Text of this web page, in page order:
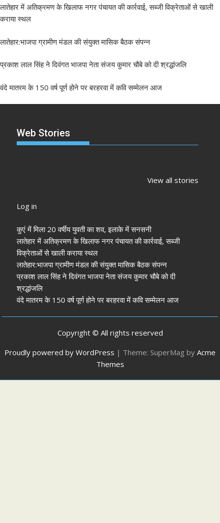
लातेहार में अतिक्रमण के खिलाफ नगर पंचायत की कार्रवाई, सब्जी विक्रेताओं से खाली
कराया स्थल
लातेहार:भाजपा ग्रामीण मंडल की संयुक्त मासिक बैठक संपन्न
प्रकाश लाल सिंह ने दिवंगत भाजपा नेता संजय कुमार चौबे को दी श्रद्धांजलि
वंदे मातरम के 150 वर्ष पूर्ण होने पर बरहरवा में कवि सम्मेलन आज
Web Stories
View all stories
तस्वीर साफ
‘संविधान बचाओ रैली’:
पलक तिवारी
Log in
कुएं में मिला 20 वर्षीय युवती का शव, इलाके में सनसनी
लातेहार में अतिक्रमण के खिलाफ नगर पंचायत की कार्रवाई, सब्जी
विक्रेताओं से खाली कराया स्थल
लातेहार:भाजपा ग्रामीण मंडल की संयुक्त मासिक बैठक संपन्न
प्रकाश लाल सिंह ने दिवंगत भाजपा नेता संजय कुमार चौबे को दी
श्रद्धांजलि
वंदे मातरम के 150 वर्ष पूर्ण होने पर बरहरवा में कवि सम्मेलन आज
Copyright © All rights reserved
Proudly powered by WordPress | Theme: SuperMag by Acme
Themes